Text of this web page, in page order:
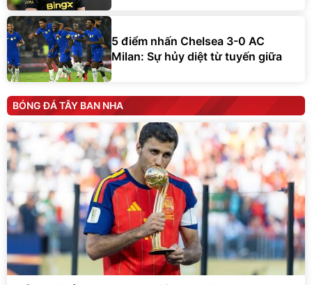
5 điểm nhấn Chelsea 3-0 AC
Milan: Sự hủy diệt từ tuyến giữa
BÓNG ĐÁ TÂY BAN NHA